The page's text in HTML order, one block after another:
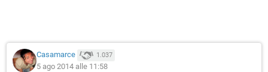
Casamarce 1.037
5 ago 2014 alle 11:58